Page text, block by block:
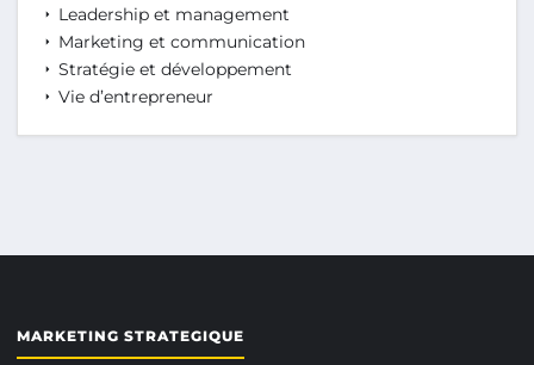
Leadership et management
Marketing et communication
Stratégie et développement
Vie d’entrepreneur
MARKETING STRATEGIQUE